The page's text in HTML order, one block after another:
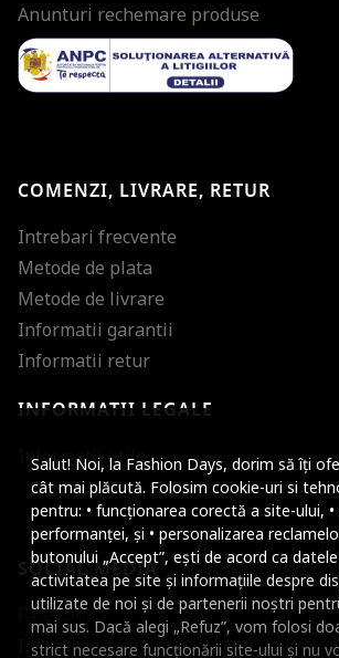
Salut! Noi, la Fashion Days, dorim să îți
cât mai plăcută. Folosim cookie-uri si
pentru: • funcționarea corectă a site-ului, •
performanței, și • personalizarea
butonului „Accept”, ești de acord ca
activitatea pe site și informațiile despre
utilizate de noi și de partenerii noștri
mai sus. Dacă alegi „Refuz”, vom folosi
strict necesare funcționării site-ului și nu
Anunturi rechemare produse
COMENZI, LIVRARE, RETUR
Intrebari frecvente
Metode de plata
Metode de livrare
Informatii garantii
Informatii retur
INFORMATII LEGALE
Informatii utile
SOCIAL MEDIA
Facebook
Instagram